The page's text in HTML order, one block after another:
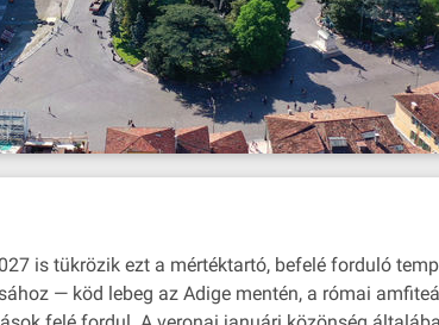
is tükrözik ezt a mértéktartó, befelé forduló
— köd lebeg az Adige mentén, a római